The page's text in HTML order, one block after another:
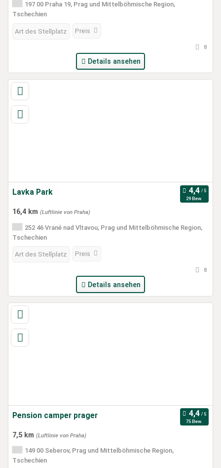
197 00 Praha 19, Prag und Mittelböhmische Region,
Tschechien
Art des Stellplatz Preis
8
Details ansehen
Lavka Park
29 Bew.
16,4 km (Luftlinie von Praha)
252 46 Vrané nad Vltavou, Prag und Mittelböhmische Region,
Tschechien
Art des Stellplatz Preis
8
Details ansehen
Pension camper prager
75 Bew.
7,5 km (Luftlinie von Praha)
149 00 Seberov, Prag und Mittelböhmische Region,
Tschechien